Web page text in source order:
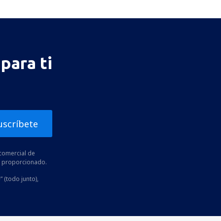
ti
de
proporcionado.
(todo junto),